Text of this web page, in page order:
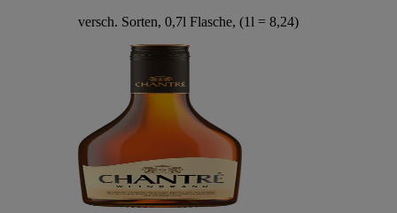
versch. Sorten, 0,7l Flasche, (1l = 8,24)